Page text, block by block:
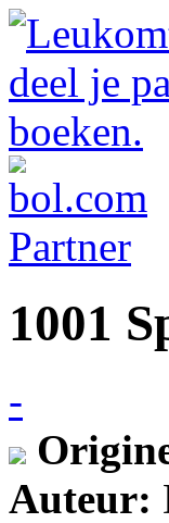
1001
-
Auteur: